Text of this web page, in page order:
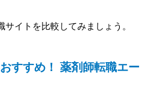
イトを比較してみましょう。
すすめ！ 薬剤師転職エー